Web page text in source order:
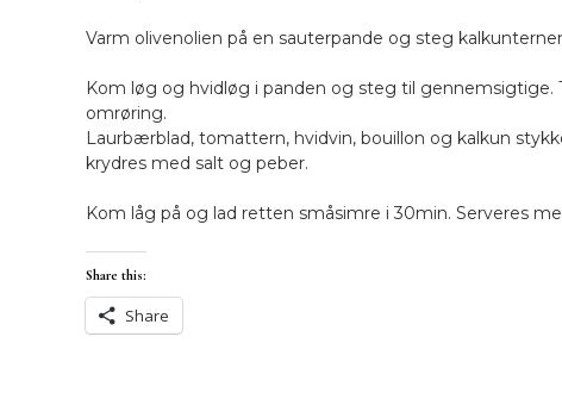
Varm olivenolien på en sauterpande og steg
Kom løg og hvidløg i panden og steg til
omrøring.
Laurbærblad, tomattern, hvidvin, bouillon og kalkun
krydres med salt og peber.
Kom låg på og lad retten småsimre i 30min. Serveres
Share this:
Share